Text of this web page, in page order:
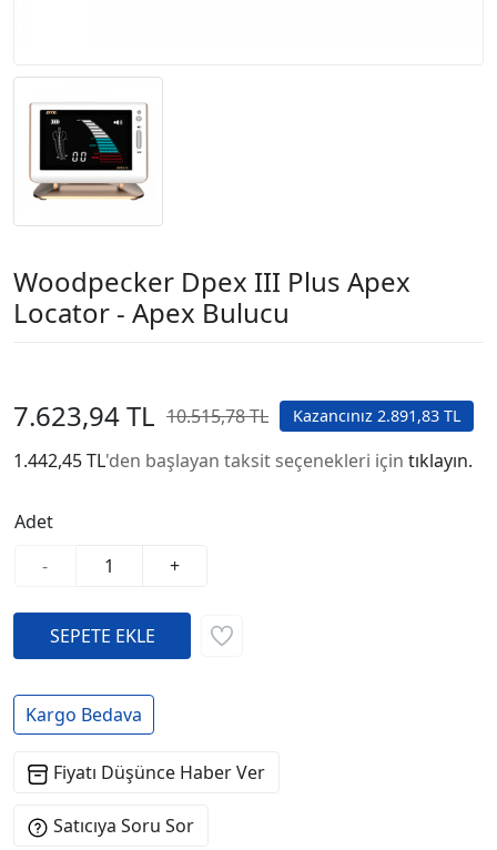
Woodpecker Dpex III Plus Apex
Locator - Apex Bulucu
7.623,94 TL 10.515,78 TL Kazancınız 2.891,83 TL
1.442,45 TL'den başlayan taksit seçenekleri için tıklayın.
Adet
-
+
Kargo Bedava
Fiyatı Düşünce Haber Ver
Satıcıya Soru Sor